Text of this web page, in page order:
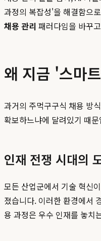
과정의 복잡성'을 해결함으
채용 관리 패러다임을 바꾸
왜 지금 '스마
과거의 주먹구구식 채용 방
확보하느냐에 달려있기 때
인재 전쟁 시대의
모든 산업군에서 기술 혁신
졌습니다. 이러한 환경에서
용 과정은 우수 인재를 놓치